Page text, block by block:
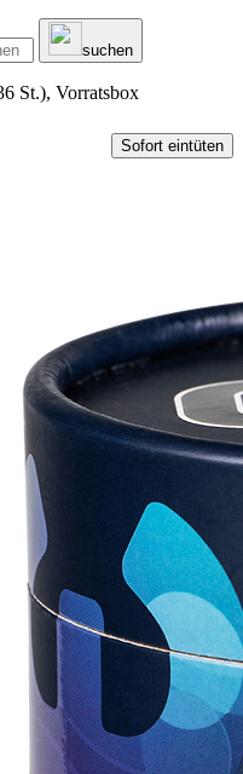
suchen
St.), Vorratsbox
Sofort eintüten